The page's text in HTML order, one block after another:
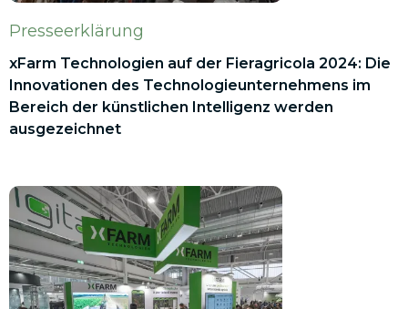
Presseerklärung
xFarm Technologien auf der Fieragricola 2024: Die
Innovationen des Technologieunternehmens im
Bereich der künstlichen Intelligenz werden
ausgezeichnet